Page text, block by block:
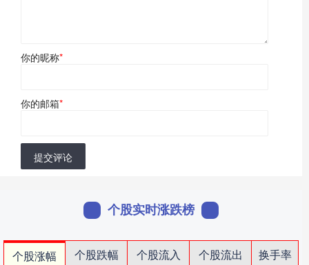
你的昵称*
你的邮箱*
提交评论
个股实时涨跌榜
个股涨幅 个股跌幅 个股流入 个股流出
换手率